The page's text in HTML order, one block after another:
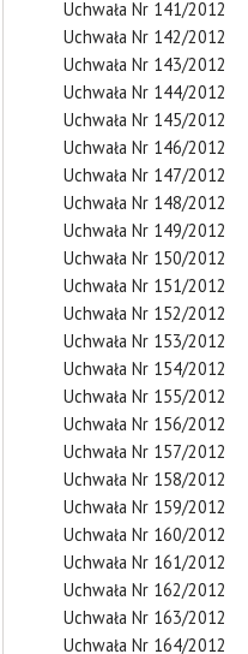
Uchwała Nr 141/2012
Uchwała Nr 142/2012
Uchwała Nr 143/2012
Uchwała Nr 144/2012
Uchwała Nr 145/2012
Uchwała Nr 146/2012
Uchwała Nr 147/2012
Uchwała Nr 148/2012
Uchwała Nr 149/2012
Uchwała Nr 150/2012
Uchwała Nr 151/2012
Uchwała Nr 152/2012
Uchwała Nr 153/2012
Uchwała Nr 154/2012
Uchwała Nr 155/2012
Uchwała Nr 156/2012
Uchwała Nr 157/2012
Uchwała Nr 158/2012
Uchwała Nr 159/2012
Uchwała Nr 160/2012
Uchwała Nr 161/2012
Uchwała Nr 162/2012
Uchwała Nr 163/2012
Uchwała Nr 164/2012